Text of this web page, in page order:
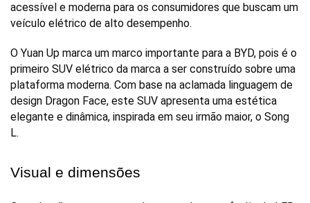
acessível e moderna para os consumidores que buscam um
veículo elétrico de alto desempenho.
O Yuan Up marca um marco importante para a BYD, pois é o
primeiro SUV elétrico da marca a ser construído sobre uma
plataforma moderna. Com base na aclamada linguagem de
design Dragon Face, este SUV apresenta uma estética
elegante e dinâmica, inspirada em seu irmão maior, o Song
L.
Visual e dimensões